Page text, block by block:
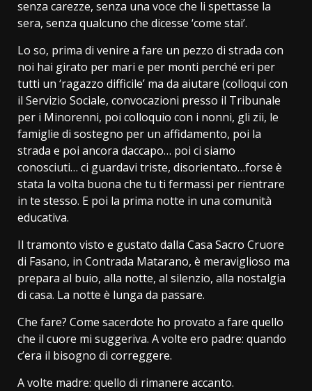
senza carezze, senza una voce che li spettasse la
sera, senza qualcuno che dicesse ‘come stai’.
Lo so, prima di venire a fare un pezzo di strada con
noi hai girato per mari e per monti perché eri per
tutti un ‘ragazzo difficile’ ma da aiutare (colloqui con
il Servizio Sociale, convocazioni presso il Tribunale
per i Minorenni, poi colloquio con i nonni, gli zii, le
famiglie di sostegno per un affidamento, poi la
strada e poi ancora daccapo… poi ci siamo
conosciuti… ci guardavi triste, disorientato…forse è
stata la volta buona che tu ti fermassi per rientrare
in te stesso. E poi la prima notte in una comunità
educativa.
Il tramonto visto e gustato dalla Casa Sacro Cruore
di Fasano, in Contrada Matarano, è meraviglioso ma
prepara al buio, alla notte, al silenzio, alla nostalgia
di casa. La notte è lunga da passare.
Che fare? Come sacerdote ho provato a fare quello
che il cuore mi suggeriva. A volte ero padre: quando
c’era il bisogno di correggere.
A volte madre: quello di rimanere accanto.